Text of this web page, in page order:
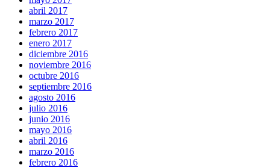
abril 2017
marzo 2017
febrero 2017
enero 2017
diciembre 2016
noviembre 2016
octubre 2016
septiembre 2016
agosto 2016
julio 2016
junio 2016
mayo 2016
abril 2016
marzo 2016
febrero 2016